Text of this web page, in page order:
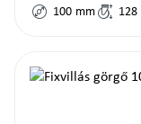
100 mm 128